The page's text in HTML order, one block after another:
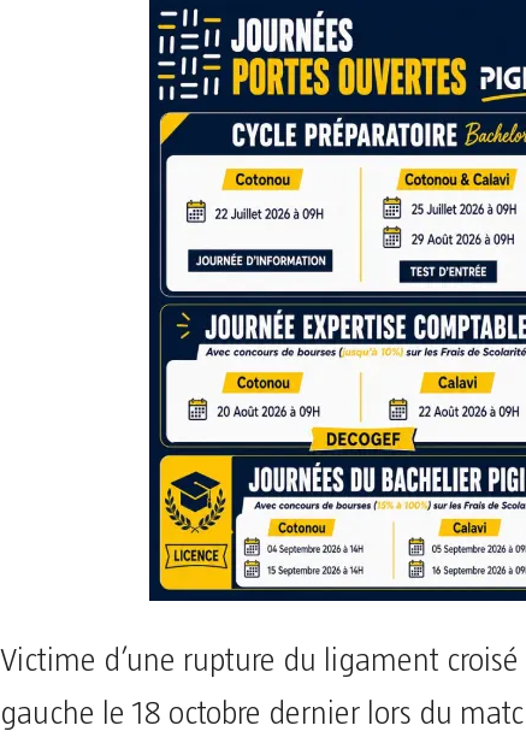
Victime d’une rupture du ligament
gauche le 18 octobre dernier lors du